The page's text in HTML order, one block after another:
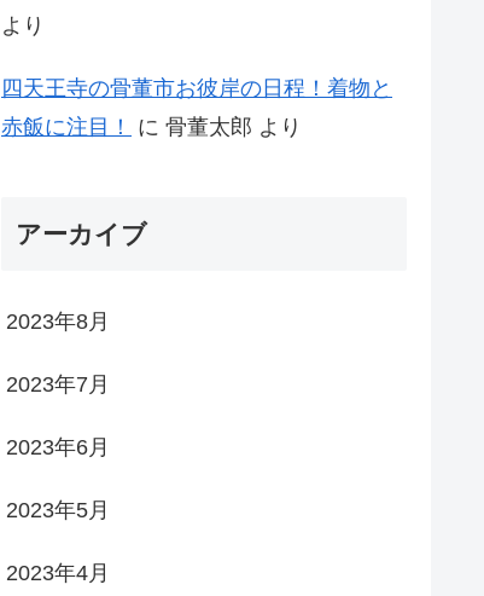
より
四天王寺の骨董市お彼岸の日程！着物と
赤飯に注目！
に 骨董太郎 より
アーカイブ
2023年8月
2023年7月
2023年6月
2023年5月
2023年4月